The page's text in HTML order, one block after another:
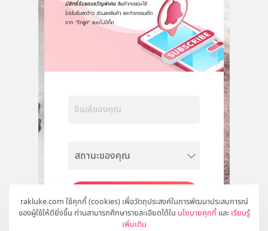
rakluke.com ใช้คุกกี้ (cookies) เพื่อวัตถุประสงค์ในการพัฒนาประสบการณ์
ของผู้ใช้ให้ดียิ่งขึ้น ท่านสามารถศึกษารายละเอียดได้ใน นโยบายคุกกี้ และ เรียนรู้
เพิ่มเติม
สมัคร